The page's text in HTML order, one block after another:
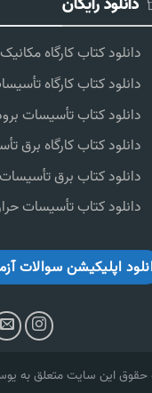
دانلود کتاب کارگاه
دانلود کتاب کارگاه
دانلود کتاب تأسیسات
دانلود کتاب کارگاه برق
دانلود کتاب برق تأسیسات
دانلود کتاب تأسیسات
اپلیکیشن سوالات
حقوق این سایت متعلق به